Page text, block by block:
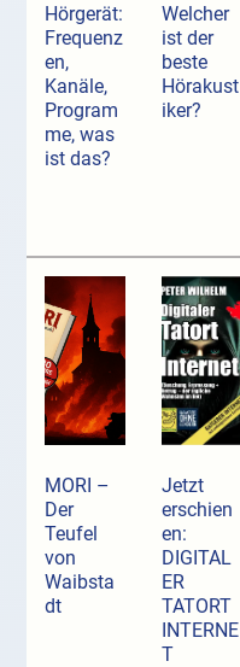
Hörgerät:
Frequenz
en,
Kanäle,
Program
me, was
ist das?
Welcher
ist der
beste
Hörakust
iker?
MORI –
Der
Teufel
von
Waibsta
dt
Jetzt
erschien
en:
DIGITAL
ER
TATORT
INTERNE
T